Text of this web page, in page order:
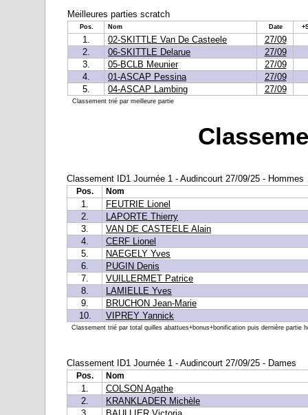
Meilleures parties scratch
Pos. Nom Date
1. 02-SKITTLE Van De Casteele
27/09
2.
06-SKITTLE Delarue
27/09
3.
05-BCLB Meunier
27/09
4.
01-ASCAP Pessina
27/09
5.
04-ASCAP Lambing 27/09
Classement trié par meilleure partie
Classement ID1 Journée 1 - Audincourt 27/09/25 - Hommes
Pos. Nom
1.
FEUTRIE Lionel
2.
LAPORTE Thierry
3.
VAN DE CASTEELE Alain
4.
CERF Lionel
5.
NAEGELY Yves
6.
PUGIN Denis
7.
VUILLERMET Patrice
8.
LAMIELLE Yves
9.
BRUCHON Jean-Marie
10.
VIPREY Yannick
Classement trié par total quilles abattues+bonus+bonification puis dernière partie
Classement ID1 Journée 1 - Audincourt 27/09/25 - Dames
Pos. Nom
1.
COLSON Agathe
2.
KRANKLADER Michèle